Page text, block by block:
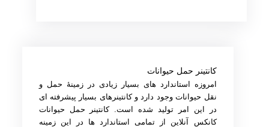
کانتینر حمل حیوانات
امروزه استاندارد های بسیار زیادی در زمینهٔ حمل‌ و
نقل حیوانات وجود دارد و کانتینرهای بسیار پیشرفته‌ ای
در این امر تولید شده است. کانتینر حمل حیوانات
کانکس آنلاین از تمامی استاندارد ها در این زمینه